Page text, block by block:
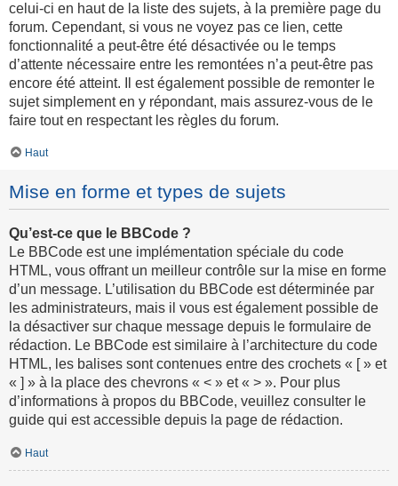
celui-ci en haut de la liste des sujets, à la première page du
forum. Cependant, si vous ne voyez pas ce lien, cette
fonctionnalité a peut-être été désactivée ou le temps
d’attente nécessaire entre les remontées n’a peut-être pas
encore été atteint. Il est également possible de remonter le
sujet simplement en y répondant, mais assurez-vous de le
faire tout en respectant les règles du forum.
Haut
Mise en forme et types de sujets
Qu’est-ce que le BBCode ?
Le BBCode est une implémentation spéciale du code
HTML, vous offrant un meilleur contrôle sur la mise en forme
d’un message. L’utilisation du BBCode est déterminée par
les administrateurs, mais il vous est également possible de
la désactiver sur chaque message depuis le formulaire de
rédaction. Le BBCode est similaire à l’architecture du code
HTML, les balises sont contenues entre des crochets « [ » et
« ] » à la place des chevrons « < » et « > ». Pour plus
d’informations à propos du BBCode, veuillez consulter le
guide qui est accessible depuis la page de rédaction.
Haut